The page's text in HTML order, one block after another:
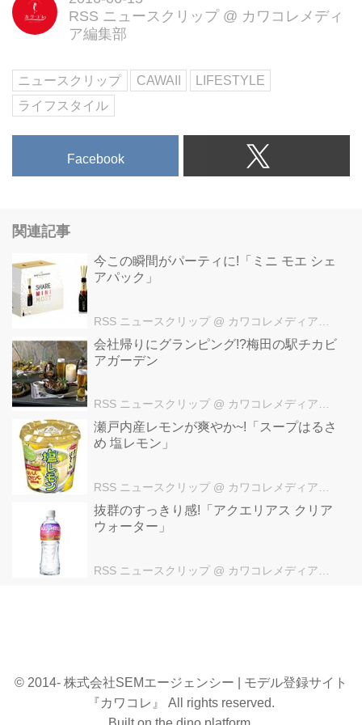
RSS ニュースクリップ @ カワコレメディ
ア編集部
ニュースクリップ CAWAII
LIFESTYLE
ライフスタイル
Facebook
関連記事
今この瞬間がパーティに!「ミニ モエ シェ
アパック」
RSS ニュースクリップ @ カワコレメディア編集部
会社帰りにグランピング!?梅田の駅チカビ
アガーデン
RSS ニュースクリップ @ カワコレメディア編集部
瀬戸内産レモンが爽やか~!「スープはるさ
め 塩レモン」
RSS ニュースクリップ @ カワコレメディア編集部
抜群のすっきり感!「アクエリアス クリア
ウォーター」
RSS ニュースクリップ @ カワコレメディア編集部
© 2014- 株式会社SEMエージェンシー | モデル登録サイト
『カワコレ』 All rights reserved.